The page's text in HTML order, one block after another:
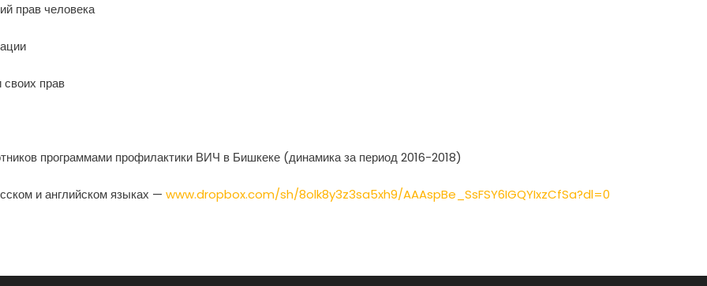
прав человека
своих прав
программами профилактики ВИЧ в Бишкеке (динамика за период 2016-2018)
и английском языках — www.dropbox.com/sh/8olk8y3z3sa5xh9/AAAspBe_SsFSY6IGQYIxzCfSa?dl=0